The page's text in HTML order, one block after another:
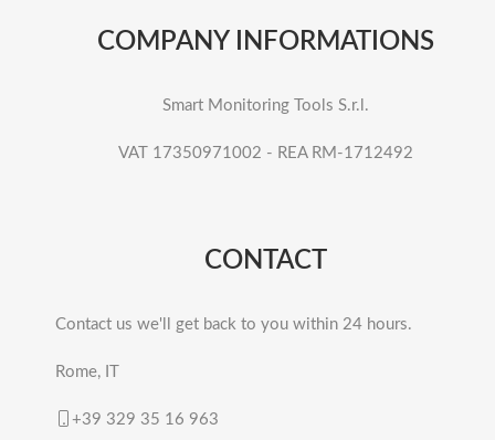
COMPANY INFORMATIONS
Smart Monitoring Tools S.r.l.
VAT 17350971002 - REA RM-1712492
CONTACT
Contact us we'll get back to you within 24 hours.
Rome, IT
+39 329 35 16 963